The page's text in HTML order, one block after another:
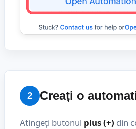
2 Creați o
Atingeți butonul plus (+) din